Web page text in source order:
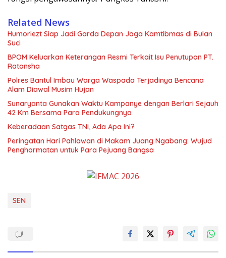
Related News
Humoriezt Siap Jadi Garda Depan Jaga Kamtibmas di Bulan
Suci
BPOM Keluarkan Keterangan Resmi Terkait Isu Penutupan PT.
Ratansha
Polres Bantul Imbau Warga Waspada Terjadinya Bencana
Alam Diawal Musim Hujan
Sunaryanta Gunakan Waktu Kampanye dengan Berlari Sejauh
42 Km Bersama Para Pendukungnya
Keberadaan Satgas TNI, Ada Apa Ini?
Peringatan Hari Pahlawan di Makam Juang Ngabang: Wujud
Penghormatan untuk Para Pejuang Bangsa
SEN